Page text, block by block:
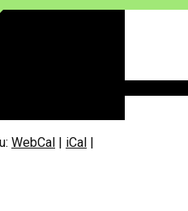
WebCal | iCal |